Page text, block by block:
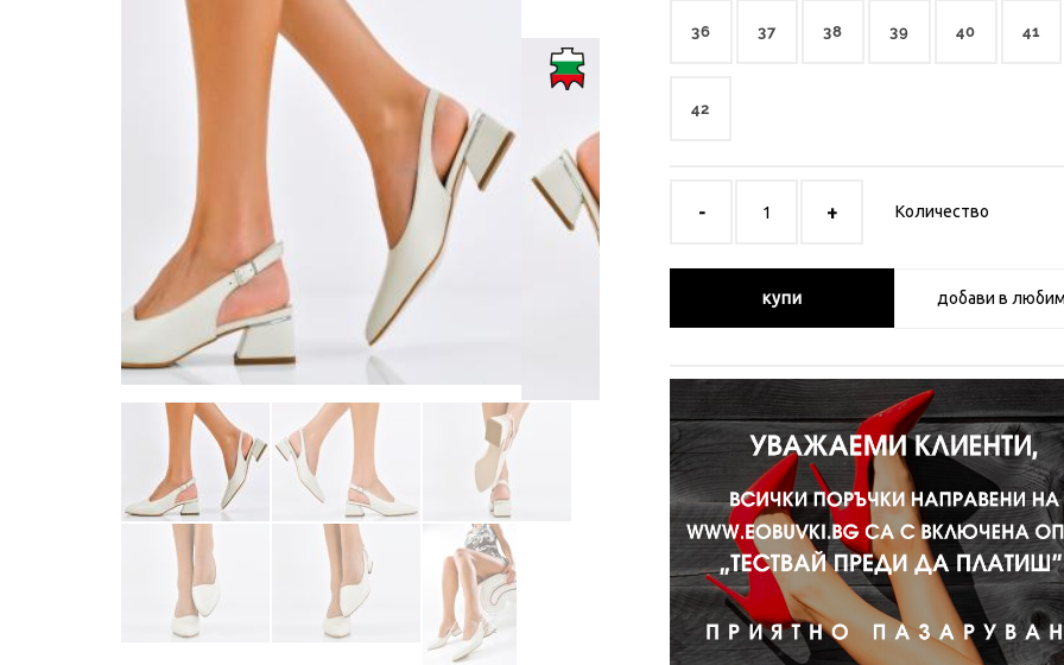
36 37 38 39 40 41
42
Количество
купи добави в